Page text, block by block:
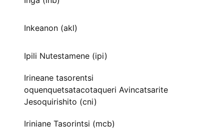
Inkeanon (akl)
Ipili Nutestamene (ipi)
Irineane tasorentsi
oquenquetsatacotaqueri Avincatsarite
Jesoquirishito (cni)
Iriniane Tasorintsi (mcb)